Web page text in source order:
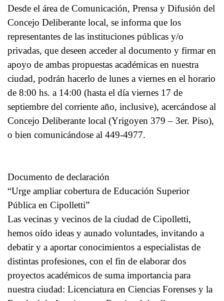
Desde el área de Comunicación, Prensa y Difusión del
Concejo Deliberante local, se informa que los
representantes de las instituciones públicas y/o
privadas, que deseen acceder al documento y firmar en
apoyo de ambas propuestas académicas en nuestra
ciudad, podrán hacerlo de lunes a viernes en el horario
de 8:00 hs. a 14:00 (hasta el día viernes 17 de
septiembre del corriente año, inclusive), acercándose al
Concejo Deliberante local (Yrigoyen 379 – 3er. Piso),
o bien comunicándose al 449-4977.
Documento de declaración
“Urge ampliar cobertura de Educación Superior
Pública en Cipolletti”
Las vecinas y vecinos de la ciudad de Cipolletti,
hemos oído ideas y aunado voluntades, invitando a
debatir y a aportar conocimientos a especialistas de
distintas profesiones, con el fin de elaborar dos
proyectos académicos de suma importancia para
nuestra ciudad: Licenciatura en Ciencias Forenses y la